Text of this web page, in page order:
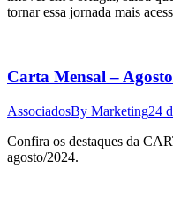
tornar essa jornada mais
Carta Mensal –
AssociadosBy Marketing24
Confira os destaques da
agosto/2024.